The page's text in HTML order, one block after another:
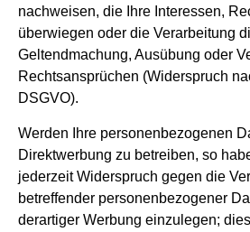
nachweisen, die Ihre Interessen,
überwiegen oder die Verarbeitung
Geltendmachung, Ausübung oder
Rechtsansprüchen (Widerspruch
DSGVO).
Werden Ihre personenbezogenen
Direktwerbung zu betreiben, so
jederzeit Widerspruch gegen die
betreffender personenbezogener
derartiger Werbung einzulegen;